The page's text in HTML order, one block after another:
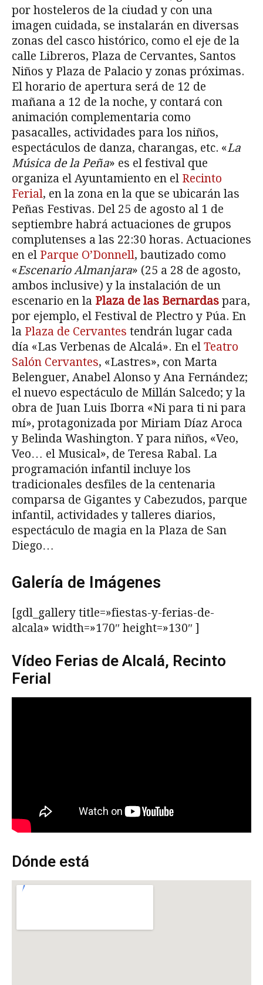
por hosteleros de la ciudad y con una
imagen cuidada, se instalarán en diversas
zonas del casco histórico, como el eje de la
calle Libreros, Plaza de Cervantes, Santos
Niños y Plaza de Palacio y zonas próximas.
El horario de apertura será de 12 de
mañana a 12 de la noche, y contará con
animación complementaria como
pasacalles, actividades para los niños,
espectáculos de danza, charangas, etc. «La
Música de la Peña» es el festival que
organiza el Ayuntamiento en el Recinto
Ferial, en la zona en la que se ubicarán las
Peñas Festivas. Del 25 de agosto al 1 de
septiembre habrá actuaciones de grupos
complutenses a las 22:30 horas. Actuaciones
en el Parque O’Donnell, bautizado como
«Escenario Almanjara» (25 a 28 de agosto,
ambos inclusive) y la instalación de un
escenario en la Plaza de las Bernardas para,
por ejemplo, el Festival de Plectro y Púa. En
la Plaza de Cervantes tendrán lugar cada
día «Las Verbenas de Alcalá». En el Teatro
Salón Cervantes, «Lastres», con Marta
Belenguer, Anabel Alonso y Ana Fernández;
el nuevo espectáculo de Millán Salcedo; y la
obra de Juan Luis Iborra «Ni para ti ni para
mí», protagonizada por Miriam Díaz Aroca
y Belinda Washington. Y para niños, «Veo,
Veo… el Musical», de Teresa Rabal. La
programación infantil incluye los
tradicionales desfiles de la centenaria
comparsa de Gigantes y Cabezudos, parque
infantil, actividades y talleres diarios,
espectáculo de magia en la Plaza de San
Diego…
Galería de Imágenes
[gdl_gallery title=»fiestas-y-ferias-de-
alcala» width=»170″ height=»130″ ]
Vídeo Ferias de Alcalá, Recinto
Ferial
Dónde está